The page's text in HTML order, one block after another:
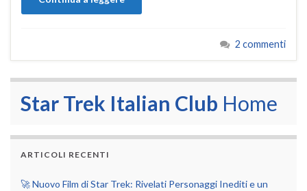
2 commenti
Star Trek Italian Club Home
ARTICOLI RECENTI
🚀 Nuovo Film di Star Trek: Rivelati Personaggi Inediti e un